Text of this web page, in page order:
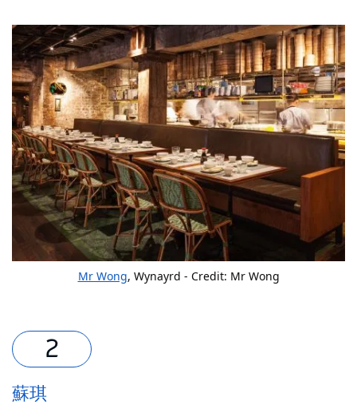
Mr Wong, Wynayrd - Credit: Mr Wong
蘇琪